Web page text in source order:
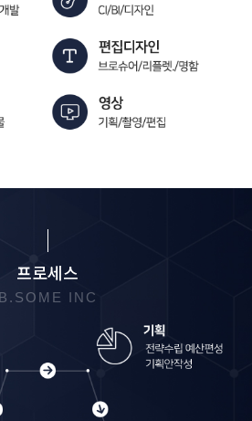
프로세스
B.SOME INC